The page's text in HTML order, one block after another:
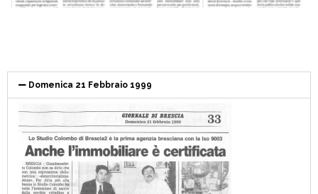
Domenica 21 Febbraio 1999